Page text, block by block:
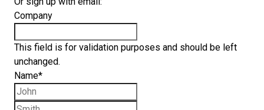
Company
This field is for validation purposes and should be left
unchanged.
Name*